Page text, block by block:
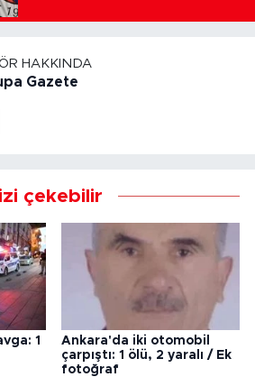
HAKKINDA
Gazete
çekebilir
1
Ankara'da iki otomobil
çarpıştı: 1 ölü, 2 yaralı / Ek
fotoğraf